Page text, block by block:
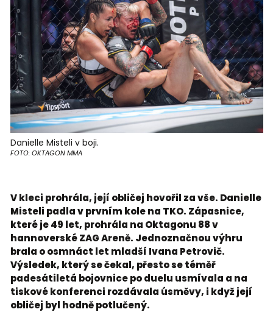
Danielle Misteli v boji.
FOTO: OKTAGON MMA
V kleci prohrála, její obličej hovořil za vše. Danielle
Misteli padla v prvním kole na TKO. Zápasnice,
které je 49 let, prohrála na Oktagonu 88 v
hannoverské ZAG Areně. Jednoznačnou výhru
brala o osmnáct let mladší Ivana Petrovič.
Výsledek, který se čekal, přesto se téměř
padesátiletá bojovnice po duelu usmívala a na
tiskové konferenci rozdávala úsměvy, i když její
obličej byl hodně potlučený.